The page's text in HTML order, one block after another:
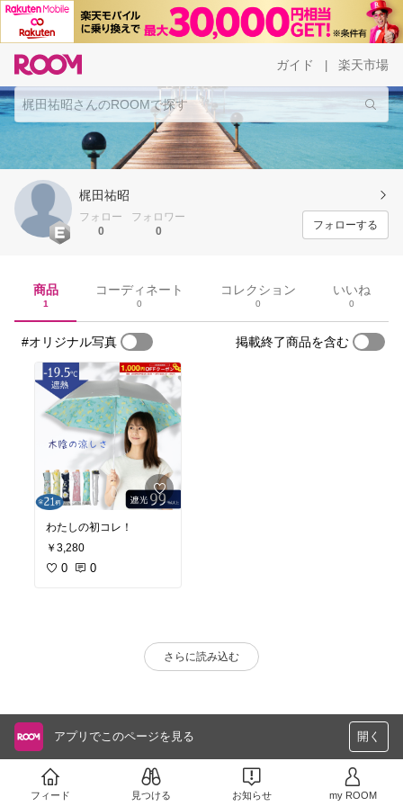
ガイド 楽天市場
梶田祐昭
フォロー
0
フォロワー
0
フォローする
商品
1
コーディネート
0
コレクション
0
いいね
0
#オリジナル写真 掲載終了商品を含む
わたしの初コレ！
￥3,280
0 0
さらに読み込む
アプリでこのページを見る 開く
フィード 見つける お知らせ my ROOM